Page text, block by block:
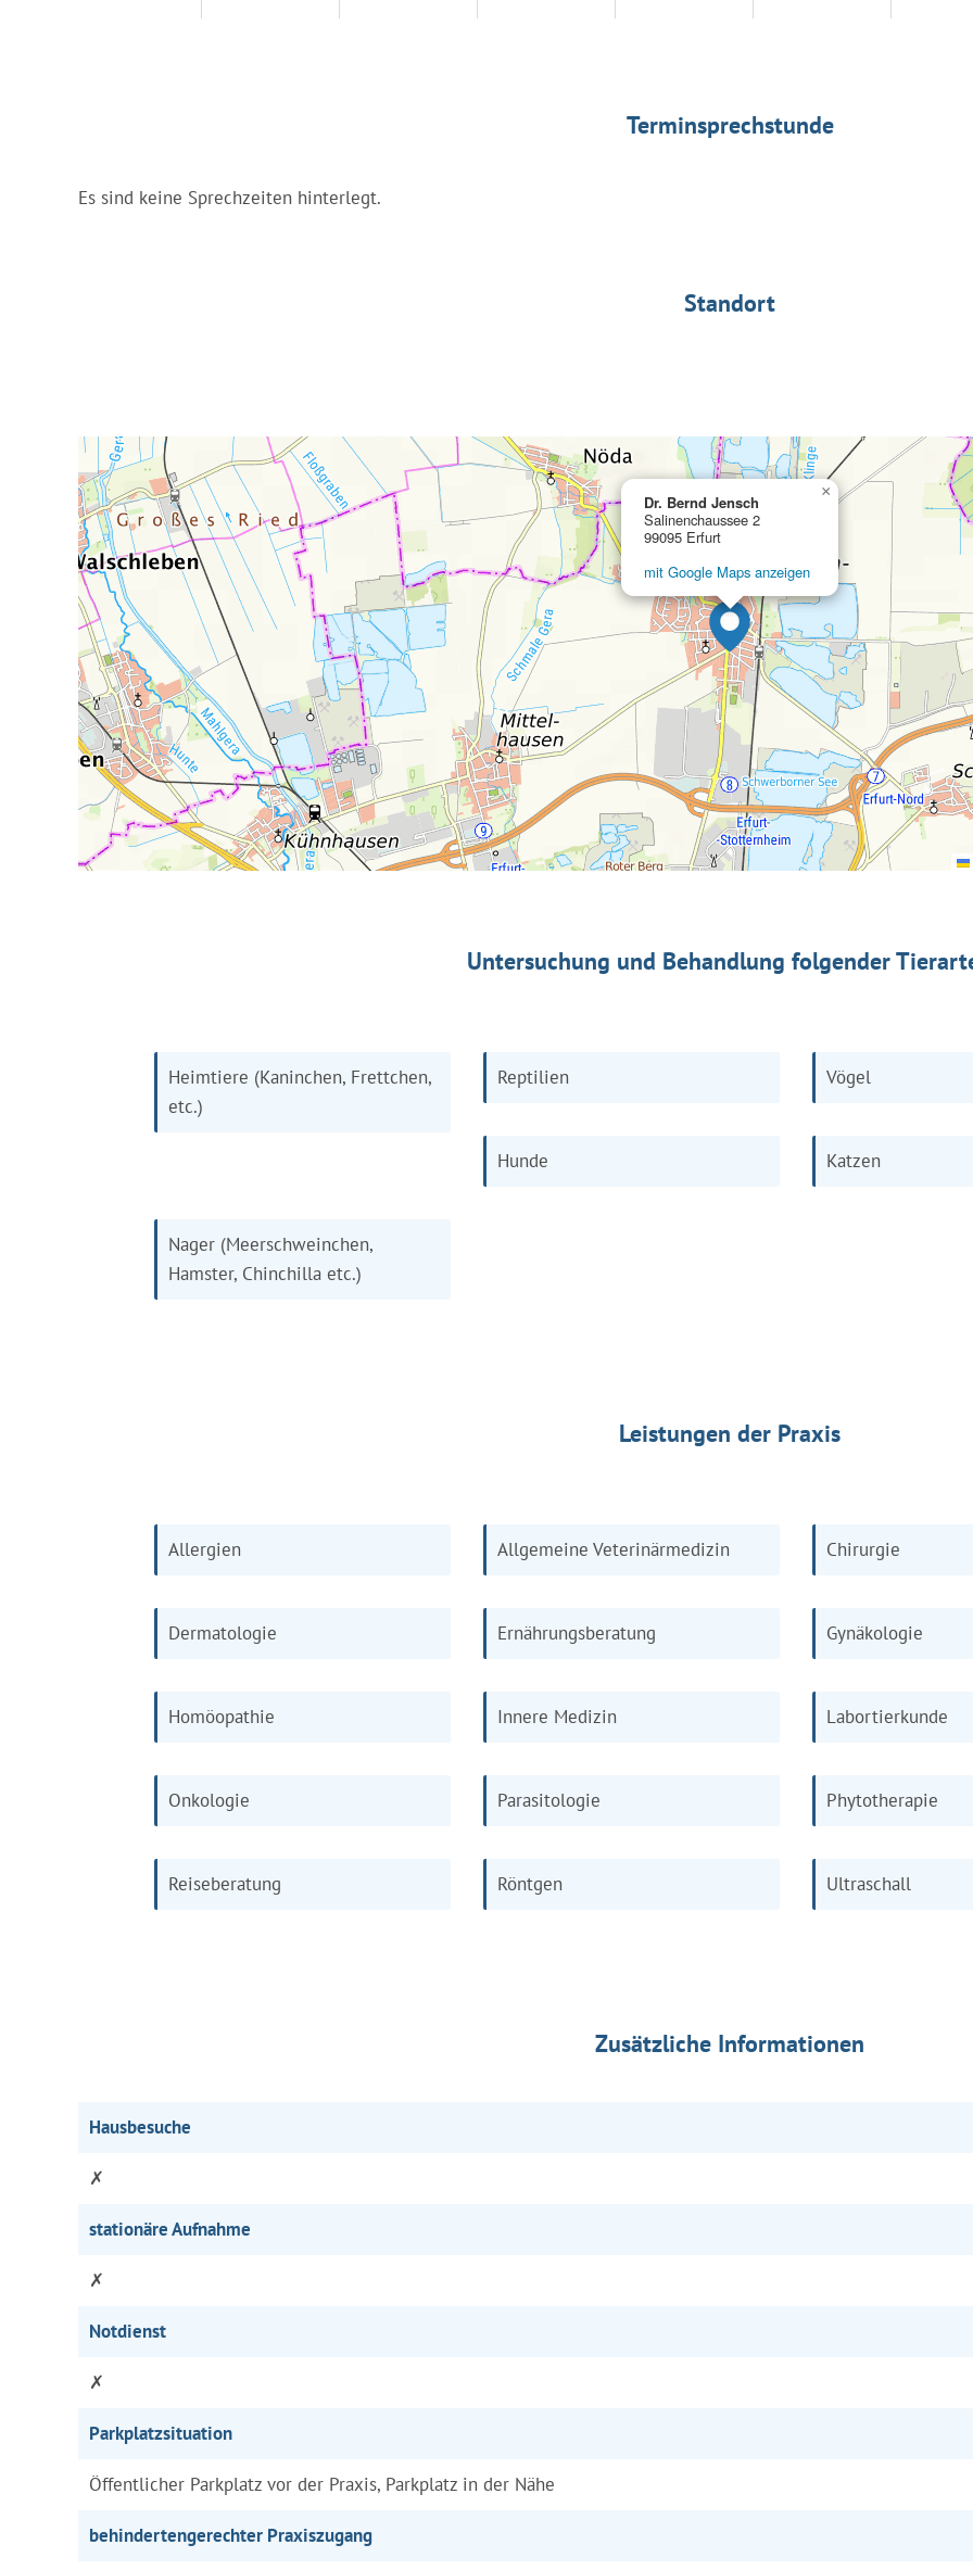
Terminsprechstunde
Es sind keine Sprechzeiten hinterlegt.
Standort
Dr. Bernd Jensch
Salinenchaussee 2
99095 Erfurt
mit Google Maps anzeigen
×
Untersuchung und Behandlung folgender
Heimtiere (Kaninchen, Frettchen,
etc.)
Reptilien Vögel
Hunde Katzen
Nager (Meerschweinchen,
Hamster, Chinchilla etc.)
Leistungen der Praxis
Allergien Allgemeine Veterinärmedizin Chirurgie
Dermatologie Ernährungsberatung Gynäkologie
Homöopathie Innere Medizin Labortierkunde
Onkologie Parasitologie Phytotherapie
Reiseberatung Röntgen Ultraschall
Zusätzliche Informationen
Hausbesuche
✗
stationäre Aufnahme
✗
Notdienst
✗
Parkplatzsituation
Öffentlicher Parkplatz vor der Praxis, Parkplatz in der Nähe
behindertengerechter Praxiszugang